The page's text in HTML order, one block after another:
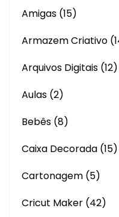
Amigas (15)
Armazem Criativo
Arquivos Digitais (12)
Aulas (2)
Bebês (8)
Caixa Decorada (15)
Cartonagem (5)
Cricut Maker (42)